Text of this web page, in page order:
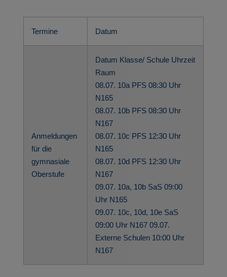
Termine Datum
Anmeldungen
für die
gymnasiale
Oberstufe
Datum Klasse/ Schule Uhrzeit
Raum
08.07. 10a PFS 08:30 Uhr
N165
08.07. 10b PFS 08:30 Uhr
N167
08.07. 10c PFS 12:30 Uhr
N165
08.07. 10d PFS 12:30 Uhr
N167
09.07. 10a, 10b SaS 09:00
Uhr N165
09.07. 10c, 10d, 10e SaS
09:00 Uhr N167 09.07.
Externe Schulen 10:00 Uhr
N167